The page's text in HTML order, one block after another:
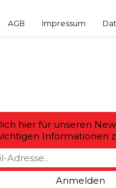
AGB Impressum
hier für unseren
Informationen